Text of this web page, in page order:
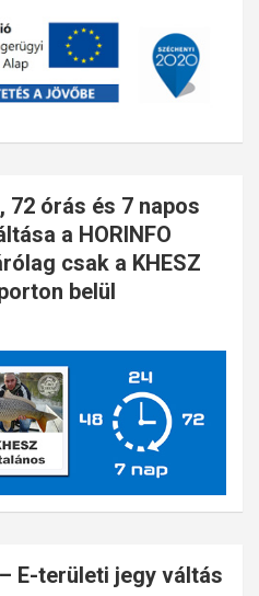
72 órás és 7 napos
a HORINFO
csak a KHESZ
belül
E-területi jegy váltás